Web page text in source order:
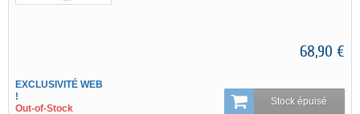
68,90 €
EXCLUSIVITÉ WEB
!
Out-of-Stock
Stock épuisé